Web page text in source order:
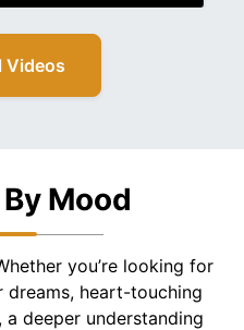
Videos
Mood
you’re looking for
dreams, heart-touching
deeper understanding